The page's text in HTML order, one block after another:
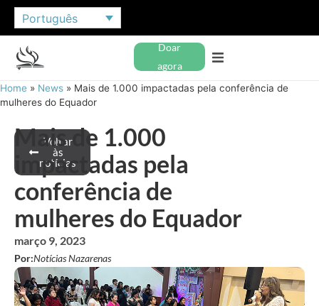
Português
Doar
agora
Home » News » Mais de 1.000 impactadas pela conferência de
mulheres do Equador
Voltar
às
notícias
Mais de 1.000
impactadas pela
conferência de
mulheres do Equador
março 9, 2023
Por:Notícias Nazarenas